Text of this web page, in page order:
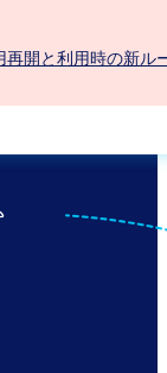
開と利用時の新ル